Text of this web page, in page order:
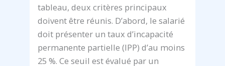
tableau, deux critères principaux
doivent être réunis. D’abord, le salarié
doit présenter un taux d’incapacité
permanente partielle (IPP) d’au moins
25 %. Ce seuil est évalué par un